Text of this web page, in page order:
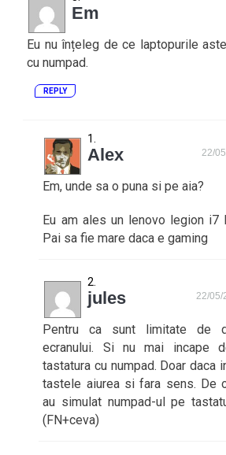
Em
Eu nu înțeleg de ce laptopurile
cu numpad.
REPLY
Alex 22/
Em, unde sa o puna si pe aia?
Eu am ales un lenovo legion i7
Pai sa fie mare daca e gaming
jules 22/05/
Pentru ca sunt limitate de
ecranului. Si nu mai incape
tastatura cu numpad. Doar daca
tastele aiurea si fara sens. De
au simulat numpad-ul pe
(FN+ceva)